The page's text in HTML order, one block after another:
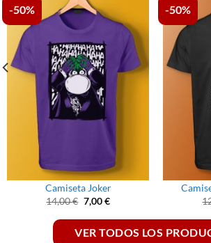
-50%
Camiseta Joker
14,00€ El
precio
original
era:
14,00 €.
7,00€El
actual
es:
7,00 €.
-50%
VER TODOS LOS